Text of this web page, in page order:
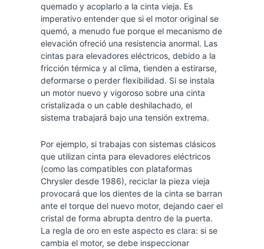
quemado y acoplarlo a la cinta vieja. Es
imperativo entender que si el motor original se
quemó, a menudo fue porque el mecanismo de
elevación ofreció una resistencia anormal. Las
cintas para elevadores eléctricos, debido a la
fricción térmica y al clima, tienden a estirarse,
deformarse o perder flexibilidad. Si se instala
un motor nuevo y vigoroso sobre una cinta
cristalizada o un cable deshilachado, el
sistema trabajará bajo una tensión extrema.
Por ejemplo, si trabajas con sistemas clásicos
que utilizan cinta para elevadores eléctricos
(como las compatibles con plataformas
Chrysler desde 1986), reciclar la pieza vieja
provocará que los dientes de la cinta se barran
ante el torque del nuevo motor, dejando caer el
cristal de forma abrupta dentro de la puerta.
La regla de oro en este aspecto es clara: si se
cambia el motor, se debe inspeccionar